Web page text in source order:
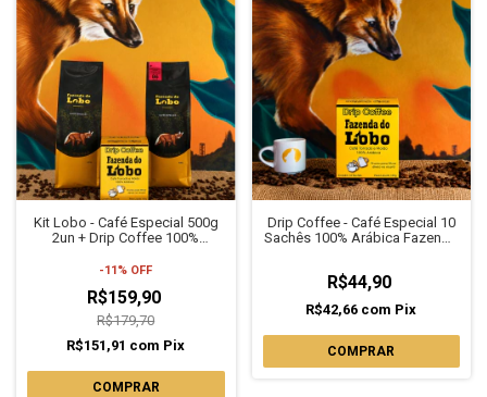
Kit Lobo - Café Especial 500g
2un + Drip Coffee 100%
-11 % OFF
R$159,90
R$179,70
R$151,91 com Pix
COMPRAR
Drip Coffee - Café Especial 10
Sachês 100% Arábica Fazenda
R$44,90
R$42,66 com Pix